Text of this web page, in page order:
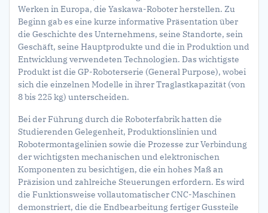
Werken in Europa, die Yaskawa-Roboter herstellen. Zu
Beginn gab es eine kurze informative Präsentation über
die Geschichte des Unternehmens, seine Standorte, sein
Geschäft, seine Hauptprodukte und die in Produktion und
Entwicklung verwendeten Technologien. Das wichtigste
Produkt ist die GP-Roboterserie (General Purpose), wobei
sich die einzelnen Modelle in ihrer Traglastkapazität (von
8 bis 225 kg) unterscheiden.
Bei der Führung durch die Roboterfabrik hatten die
Studierenden Gelegenheit, Produktionslinien und
Robotermontagelinien sowie die Prozesse zur Verbindung
der wichtigsten mechanischen und elektronischen
Komponenten zu besichtigen, die ein hohes Maß an
Präzision und zahlreiche Steuerungen erfordern. Es wird
die Funktionsweise vollautomatischer CNC-Maschinen
demonstriert, die die Endbearbeitung fertiger Gussteile